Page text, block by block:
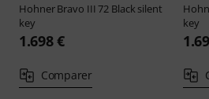
HohnerBravo III 72 Black silent
key
1.698 €
Comparer
key